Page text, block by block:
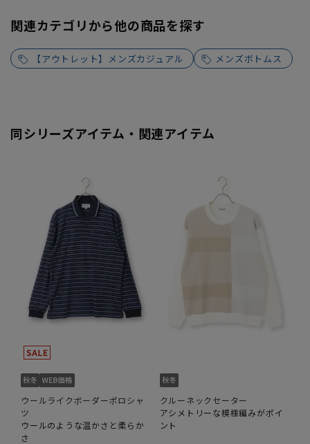
関連カテゴリから他の商品を探す
【アウトレット】メンズカジュアル メンズボトムス
同シリーズアイテム・関連アイテム
ウールライクボーダーポロシャ
ツ
ウールのような温かさと柔らか
さ
クルーネックセーター
アシメトリーな模様編みがポイ
ント